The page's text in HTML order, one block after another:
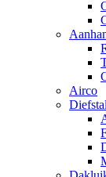
Airco